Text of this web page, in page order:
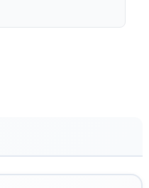
到店前完成预授权与电
。
、早餐、打印、会议